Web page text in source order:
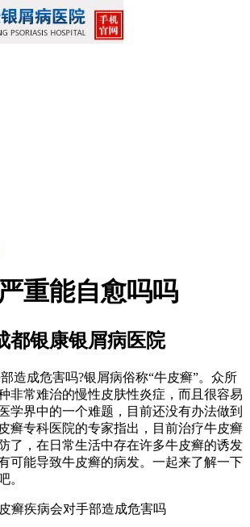
重能自愈吗吗
都银康银屑病医院
造成危害吗?银屑病俗称“牛皮癣”。众所
非常难治的慢性皮肤性炎症，而且很容易
学界中的一个难题，目前还没有办法做到
癣专科医院的专家指出，目前治疗牛皮癣
了，在日常生活中存在许多牛皮癣的诱发
可能导致牛皮癣的病发。一起来了解一下
。